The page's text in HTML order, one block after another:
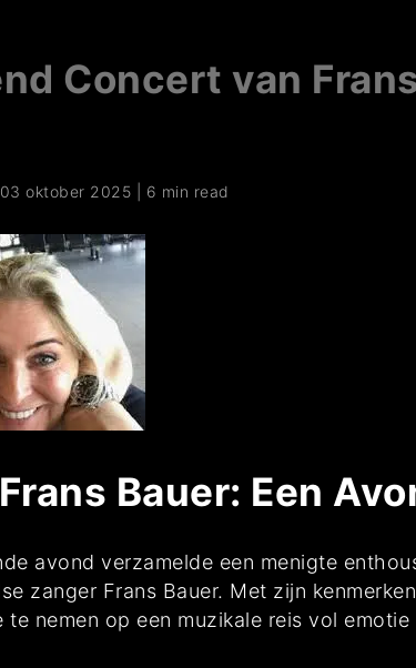
Concert van
03 oktober 2025 6 min read
Bauer: Een
avond verzamelde een menigte
zanger Frans Bauer. Met zijn
te nemen op een muzikale reis vol emotie